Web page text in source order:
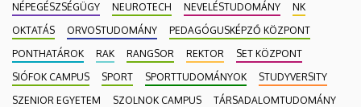
NÉPEGÉSZSÉGÜGY
NEUROTECH NEVELÉSTUDOMÁNY
NK
OKTATÁS
ORVOSTUDOMÁNY
PEDAGÓGUSKÉPZŐ KÖZPONT
PONTHATÁROK
RAK RANGSOR REKTOR
SET KÖZPONT
SIÓFOK CAMPUS
SPORT SPORTTUDOMÁNYOK
STUDYVERSITY
SZENIOR EGYETEM
SZOLNOK CAMPUS
TÁRSADALOMTUDOMÁNY